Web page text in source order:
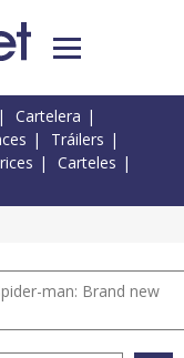
Cartelera
Tráilers
Carteles
man: Brand new